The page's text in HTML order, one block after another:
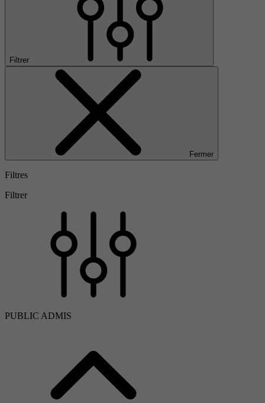
Filtrer
Fermer
Filtres
Filtrer
PUBLIC ADMIS